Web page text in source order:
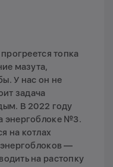
топка
мазута,
У нас он не
задача
В 2022 году
энергоблоке №3.
на котлах
энергоблоков —
на растопку